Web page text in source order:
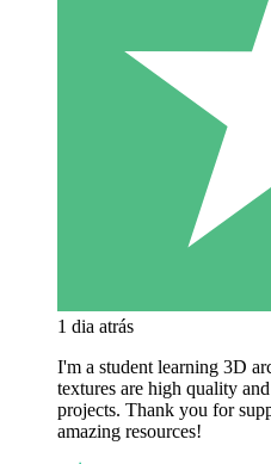
1 dia atrás
I'm a student learning 3D
textures are high quality
projects. Thank you for
amazing resources!